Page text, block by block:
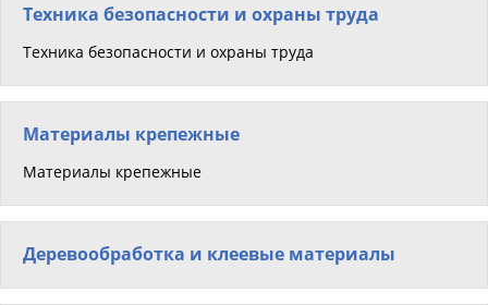
Техника безопасности и охраны труда
Техника безопасности и охраны труда
Материалы крепежные
Материалы крепежные
Деревообработка и клеевые материалы